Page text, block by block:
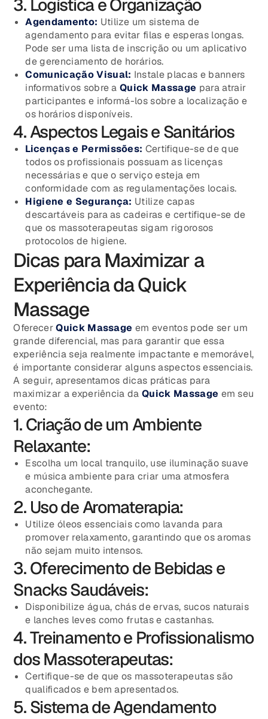
3. Logística e Organização
Agendamento: Utilize um sistema de
agendamento para evitar filas e esperas longas.
Pode ser uma lista de inscrição ou um aplicativo
de gerenciamento de horários.
Comunicação Visual: Instale placas e banners
informativos sobre aQuick Massage para atrair
participantes e informá-los sobre a localização e
os horários disponíveis.
4. Aspectos Legais e Sanitários
Licenças e Permissões: Certifique-se de que
todos os profissionais possuam as licenças
necessárias e que o serviço esteja em
conformidade com as regulamentações locais.
Higiene e Segurança: Utilize capas
descartáveis para as cadeiras e certifique-se de
que os massoterapeutas sigam rigorosos
protocolos de higiene.
Dicas para Maximizar a
Experiência da Quick
Massage
OferecerQuick Massage em eventos pode ser um
grande diferencial, mas para garantir que essa
experiência seja realmente impactante e memorável,
é importante considerar alguns aspectos essenciais.
A seguir, apresentamos dicas práticas para
maximizar a experiência daQuick Massage em seu
evento:
1. Criação de um Ambiente
Relaxante:
Escolha um local tranquilo, use iluminação suave
e música ambiente para criar uma atmosfera
aconchegante.
2. Uso de Aromaterapia:
Utilize óleos essenciais como lavanda para
promover relaxamento, garantindo que os aromas
não sejam muito intensos.
3. Oferecimento de Bebidas e
Snacks Saudáveis:
Disponibilize água, chás de ervas, sucos naturais
e lanches leves como frutas e castanhas.
4. Treinamento e Profissionalismo
dos Massoterapeutas:
Certifique-se de que os massoterapeutas são
qualificados e bem apresentados.
5. Sistema de Agendamento